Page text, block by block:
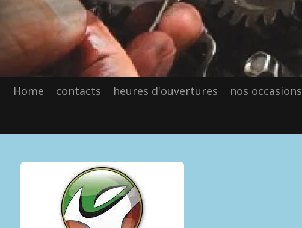
Home contacts heures d'ouvertures nos occasions